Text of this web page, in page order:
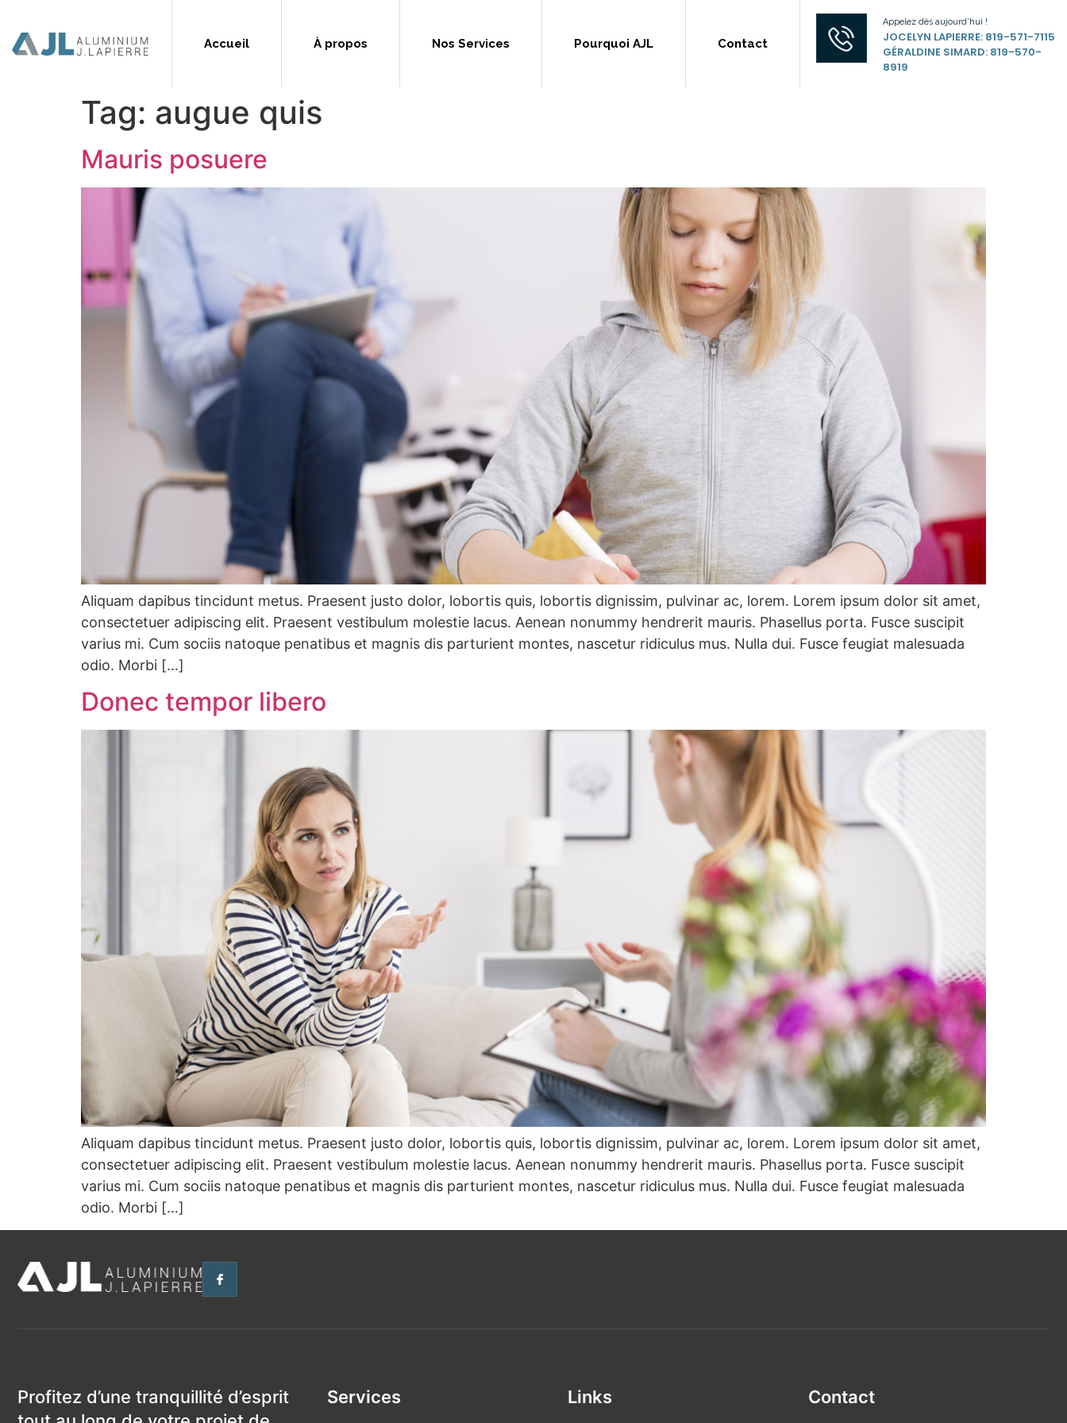
Accueil À propos Nos Services Pourquoi AJL Contact
Appelez dès aujourd’hui !
JOCELYN LAPIERRE: 819-571-7115
GÉRALDINE SIMARD: 819-570-
8919
Tag: augue quis
Mauris posuere
Aliquam dapibus tincidunt metus. Praesent justo dolor, lobortis quis, lobortis dignissim, pulvinar ac, lorem. Lorem ipsum dolor sit amet,
consectetuer adipiscing elit. Praesent vestibulum molestie lacus. Aenean nonummy hendrerit mauris. Phasellus porta. Fusce suscipit
varius mi. Cum sociis natoque penatibus et magnis dis parturient montes, nascetur ridiculus mus. Nulla dui. Fusce feugiat malesuada
odio. Morbi […]
Donec tempor libero
Aliquam dapibus tincidunt metus. Praesent justo dolor, lobortis quis, lobortis dignissim, pulvinar ac, lorem. Lorem ipsum dolor sit amet,
consectetuer adipiscing elit. Praesent vestibulum molestie lacus. Aenean nonummy hendrerit mauris. Phasellus porta. Fusce suscipit
varius mi. Cum sociis natoque penatibus et magnis dis parturient montes, nascetur ridiculus mus. Nulla dui. Fusce feugiat malesuada
odio. Morbi […]
Profitez d’une tranquillité d’esprit
Services Links Contact